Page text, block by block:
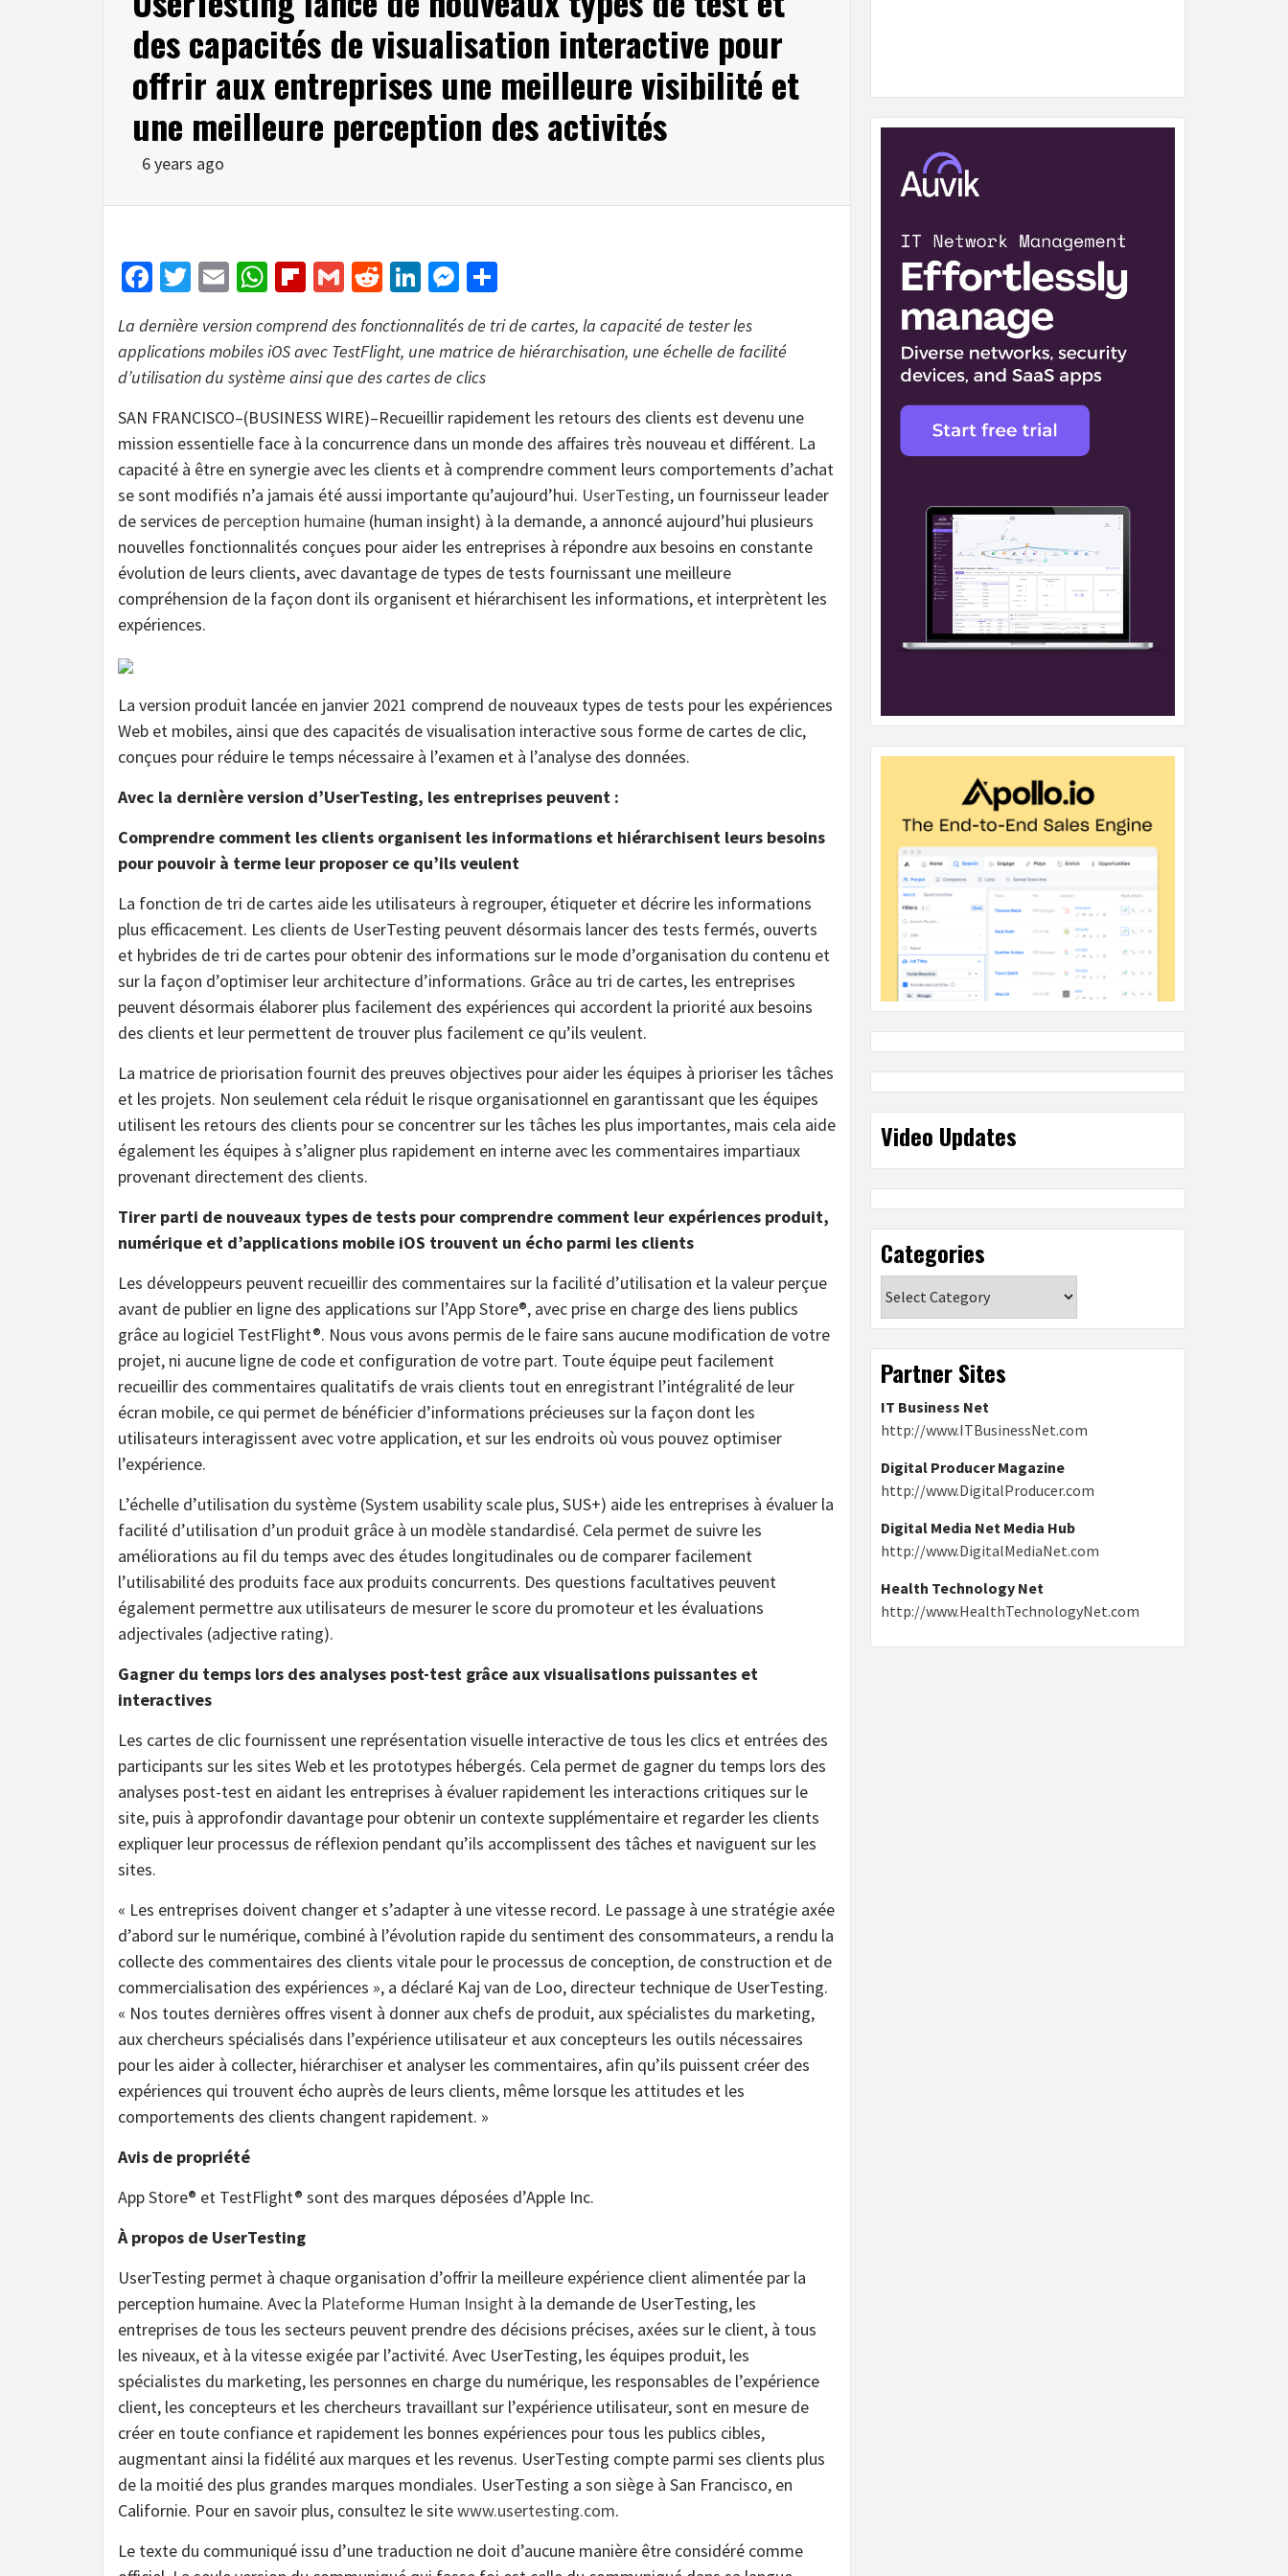
des capacités de visualisation interactive pour
offrir aux entreprises une meilleure visibilité et
une meilleure perception des activités
6 years ago
Facebook
Twitter
EmailWhatsApp
Flipboard
GmailRedditLinkedIn
Messenger
La dernière version comprend des fonctionnalités de tri de cartes, la capacité de tester les
applications mobiles iOS avec TestFlight, une matrice de hiérarchisation, une échelle de facilité
d’utilisation du système ainsi que des cartes de clics
SAN FRANCISCO–(BUSINESS WIRE)–Recueillir rapidement les retours des clients est devenu une
mission essentielle face à la concurrence dans un monde des affaires très nouveau et différent. La
capacité à être en synergie avec les clients et à comprendre comment leurs comportements d’achat
se sont modifiés n’a jamais été aussi importante qu’aujourd’hui. UserTesting, un fournisseur leader
de services de perception humaine (human insight) à la demande, a annoncé aujourd’hui plusieurs
nouvelles fonctionnalités conçues pour aider les entreprises à répondre aux besoins en constante
évolution de leurs clients, avec davantage de types de tests fournissant une meilleure
compréhension de la façon dont ils organisent et hiérarchisent les informations, et interprètent les
expériences.
La version produit lancée en janvier 2021 comprend de nouveaux types de tests pour les expériences
Web et mobiles, ainsi que des capacités de visualisation interactive sous forme de cartes de clic,
conçues pour réduire le temps nécessaire à l’examen et à l’analyse des données.
Avec la dernière version d’UserTesting, les entreprises peuvent :
Comprendre comment les clients organisent les informations et hiérarchisent leurs besoins
pour pouvoir à terme leur proposer ce qu’ils veulent
La fonction de tri de cartes aide les utilisateurs à regrouper, étiqueter et décrire les informations
plus efficacement. Les clients de UserTesting peuvent désormais lancer des tests fermés, ouverts
et hybrides de tri de cartes pour obtenir des informations sur le mode d’organisation du contenu et
sur la façon d’optimiser leur architecture d’informations. Grâce au tri de cartes, les entreprises
peuvent désormais élaborer plus facilement des expériences qui accordent la priorité aux besoins
des clients et leur permettent de trouver plus facilement ce qu’ils veulent.
La matrice de priorisation fournit des preuves objectives pour aider les équipes à prioriser les tâches
et les projets. Non seulement cela réduit le risque organisationnel en garantissant que les équipes
utilisent les retours des clients pour se concentrer sur les tâches les plus importantes, mais cela aide
également les équipes à s’aligner plus rapidement en interne avec les commentaires impartiaux
provenant directement des clients.
Tirer parti de nouveaux types de tests pour comprendre comment leur expériences produit,
numérique et d’applications mobile iOS trouvent un écho parmi les clients
Les développeurs peuvent recueillir des commentaires sur la facilité d’utilisation et la valeur perçue
avant de publier en ligne des applications sur l’App Store®, avec prise en charge des liens publics
grâce au logiciel TestFlight®. Nous vous avons permis de le faire sans aucune modification de votre
projet, ni aucune ligne de code et configuration de votre part. Toute équipe peut facilement
recueillir des commentaires qualitatifs de vrais clients tout en enregistrant l’intégralité de leur
écran mobile, ce qui permet de bénéficier d’informations précieuses sur la façon dont les
utilisateurs interagissent avec votre application, et sur les endroits où vous pouvez optimiser
l’expérience.
L’échelle d’utilisation du système (System usability scale plus, SUS+) aide les entreprises à évaluer la
facilité d’utilisation d’un produit grâce à un modèle standardisé. Cela permet de suivre les
améliorations au fil du temps avec des études longitudinales ou de comparer facilement
l’utilisabilité des produits face aux produits concurrents. Des questions facultatives peuvent
également permettre aux utilisateurs de mesurer le score du promoteur et les évaluations
adjectivales (adjective rating).
Gagner du temps lors des analyses post-test grâce aux visualisations puissantes et
interactives
Les cartes de clic fournissent une représentation visuelle interactive de tous les clics et entrées des
participants sur les sites Web et les prototypes hébergés. Cela permet de gagner du temps lors des
analyses post-test en aidant les entreprises à évaluer rapidement les interactions critiques sur le
site, puis à approfondir davantage pour obtenir un contexte supplémentaire et regarder les clients
expliquer leur processus de réflexion pendant qu’ils accomplissent des tâches et naviguent sur les
sites.
« Les entreprises doivent changer et s’adapter à une vitesse record. Le passage à une stratégie axée
d’abord sur le numérique, combiné à l’évolution rapide du sentiment des consommateurs, a rendu la
collecte des commentaires des clients vitale pour le processus de conception, de construction et de
commercialisation des expériences », a déclaré Kaj van de Loo, directeur technique de UserTesting.
« Nos toutes dernières offres visent à donner aux chefs de produit, aux spécialistes du marketing,
aux chercheurs spécialisés dans l’expérience utilisateur et aux concepteurs les outils nécessaires
pour les aider à collecter, hiérarchiser et analyser les commentaires, afin qu’ils puissent créer des
expériences qui trouvent écho auprès de leurs clients, même lorsque les attitudes et les
comportements des clients changent rapidement. »
Avis de propriété
App Store® et TestFlight® sont des marques déposées d’Apple Inc.
À propos de UserTesting
UserTesting permet à chaque organisation d’offrir la meilleure expérience client alimentée par la
perception humaine. Avec la Plateforme Human Insight à la demande de UserTesting, les
entreprises de tous les secteurs peuvent prendre des décisions précises, axées sur le client, à tous
les niveaux, et à la vitesse exigée par l’activité. Avec UserTesting, les équipes produit, les
spécialistes du marketing, les personnes en charge du numérique, les responsables de l’expérience
client, les concepteurs et les chercheurs travaillant sur l’expérience utilisateur, sont en mesure de
créer en toute confiance et rapidement les bonnes expériences pour tous les publics cibles,
augmentant ainsi la fidélité aux marques et les revenus. UserTesting compte parmi ses clients plus
de la moitié des plus grandes marques mondiales. UserTesting a son siège à San Francisco, en
Californie. Pour en savoir plus, consultez le sitewww.usertesting.com.
Le texte du communiqué issu d’une traduction ne doit d’aucune manière être considéré comme
Video Updates
Categories
Partner Sites
IT Business Net
http://www.ITBusinessNet.com
Digital Producer Magazine
http://www.DigitalProducer.com
Digital Media Net Media Hub
http://www.DigitalMediaNet.com
Health Technology Net
http://www.HealthTechnologyNet.com